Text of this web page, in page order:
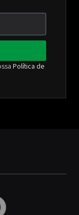
Política de